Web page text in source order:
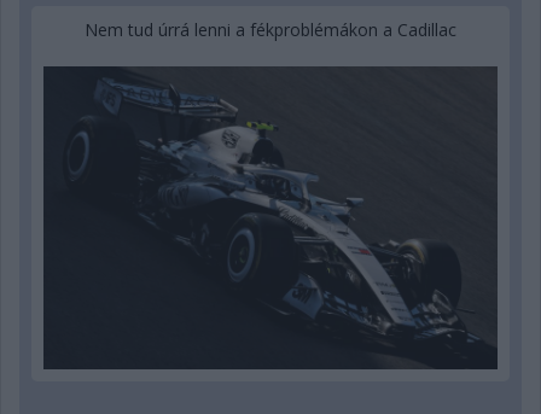
Nem tud úrrá lenni a fékproblémákon a Cadillac